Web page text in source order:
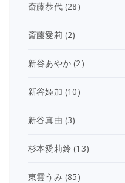
斎藤恭代(28)
斎藤愛莉 (2)
新谷あやか (2)
新谷姫加 (10)
新谷真由 (3)
杉本愛莉鈴 (13)
東雲うみ (85)